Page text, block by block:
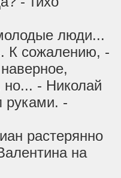
люди...
К сожалению, -
но... - Николай
руками. -
растерянно
на